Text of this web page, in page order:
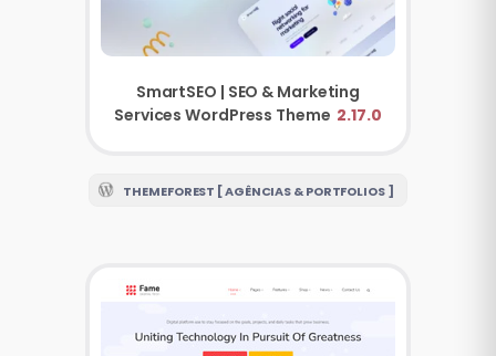
SmartSEO | SEO & Marketing
Services WordPress Theme 2.17.0
THEMEFOREST [ AGÊNCIAS & PORTFOLIOS ]